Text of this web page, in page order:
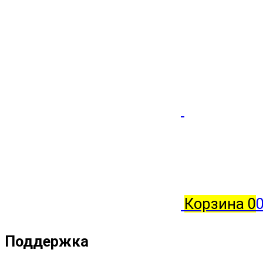
Корзина 0
Поддержка